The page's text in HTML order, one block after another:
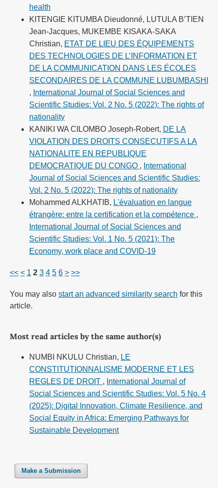
health
KITENGIE KITUMBA Dieudonné, LUTULA B’TIEN
Jean-Jacques, MUKEMBE KISAKA-SAKA
Christian, ETAT DE LIEU DES ÉQUIPEMENTS
DES TECHNOLOGIES DE L’INFORMATION ET
DE LA COMMUNICATION DANS LES ÉCOLES
SECONDAIRES DE LA COMMUNE LUBUMBASHI
, International Journal of Social Sciences and
Scientific Studies: Vol. 2 No. 5 (2022): The rights of
nationality
KANIKI WA CILOMBO Joseph-Robert, DE LA
VIOLATION DES DROITS CONSECUTIFS A LA
NATIONALITE EN REPUBLIQUE
DEMOCRATIQUE DU CONGO , International
Journal of Social Sciences and Scientific Studies:
Vol. 2 No. 5 (2022): The rights of nationality
Mohammed ALKHATIB, L'évaluation en langue
étrangère: entre la certification et la compétence ,
International Journal of Social Sciences and
Scientific Studies: Vol. 1 No. 5 (2021): The
Economy, work place and COVID-19
<< < 1 2 3 4 5 6 > >>
You may also start an advanced similarity search for this
article.
Most read articles by the same author(s)
NUMBI NKULU Christian, LE
CONSTITUTIONNALISME MODERNE ET LES
REGLES DE DROIT , International Journal of
Social Sciences and Scientific Studies: Vol. 5 No. 4
(2025): Digital Innovation, Climate Resilience, and
Social Equity in Africa: Emerging Pathways for
Sustainable Development
Make a Submission